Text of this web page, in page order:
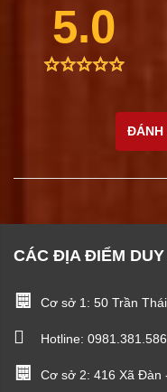
5.0
ĐÁNH
CÁC ĐỊA ĐIỂM
Cơ sở 1: 50 Trần
Hotline: 0981.381.586
Cơ sở 2: 416 Xã Đàn